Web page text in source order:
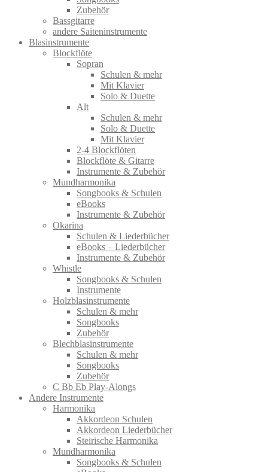
Zubehör
Bassgitarre
andere Saiteninstrumente
Blasinstrumente
Blockflöte
Sopran
Schulen & mehr
Mit Klavier
Solo & Duette
Alt
Schulen & mehr
Solo & Duette
Mit Klavier
2-4 Blockflöten
Blockflöte & Gitarre
Instrumente & Zubehör
Mundharmonika
Songbooks & Schulen
eBooks
Instrumente & Zubehör
Okarina
Schulen & Liederbücher
eBooks – Liederbücher
Instrumente & Zubehör
Whistle
Songbooks & Schulen
Instrumente
Holzblasinstrumente
Schulen & mehr
Songbooks
Zubehör
Blechblasinstrumente
Schulen & mehr
Songbooks
Zubehör
C Bb Eb Play-Alongs
Andere Instrumente
Harmonika
Akkordeon Schulen
Akkordeon Liederbücher
Steirische Harmonika
Mundharmonika
Songbooks & Schulen